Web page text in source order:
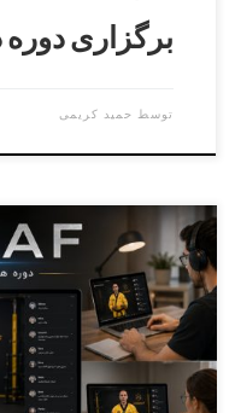
برگزاری دوره
توسط حمید کریمی
آقایان مدرس دوره
خانم استاد شهرکیمسئول